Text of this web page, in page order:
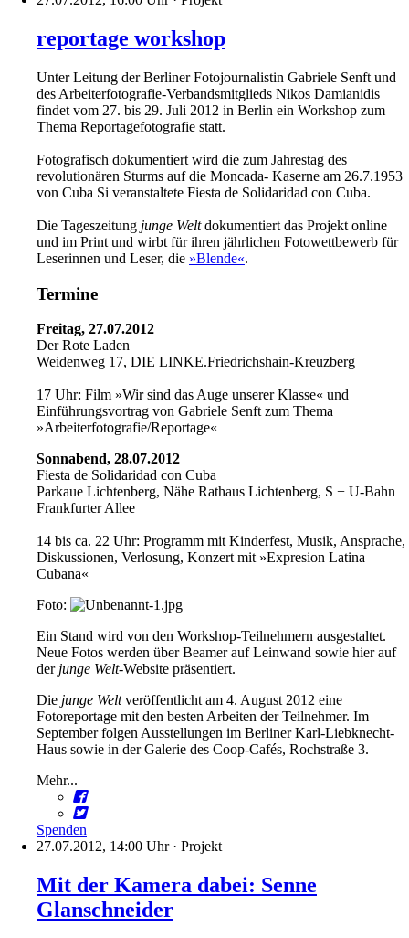
reportage workshop
Unter Leitung der Berliner Fotojournalistin Gabriele Senft und
des Arbeiterfotografie-Verbandsmitglieds Nikos Damianidis
findet vom 27. bis 29. Juli 2012 in Berlin ein Workshop zum
Thema Reportagefotografie statt.
Fotografisch dokumentiert wird die zum Jahrestag des
revolutionären Sturms auf die Moncada- Kaserne am 26.7.1953
von Cuba Si veranstaltete Fiesta de Solidaridad con Cuba.
Die Tageszeitung junge Weltdokumentiert das Projekt online
und im Print und wirbt für ihren jährlichen Fotowettbewerb für
Leserinnen und Leser, die »Blende«.
Termine
Freitag, 27.07.2012
Der Rote Laden
Weidenweg 17, DIE LINKE.Friedrichshain-Kreuzberg
17 Uhr: Film »Wir sind das Auge unserer Klasse« und
Einführungsvortrag von Gabriele Senft zum Thema
»Arbeiterfotografie/Reportage«
Sonnabend, 28.07.2012
Fiesta de Solidaridad con Cuba
Parkaue Lichtenberg, Nähe Rathaus Lichtenberg, S + U-Bahn
Frankfurter Allee
14 bis ca. 22 Uhr: Programm mit Kinderfest, Musik, Ansprache,
Diskussionen, Verlosung, Konzert mit »Expresion Latina
Cubana«
Foto:
Ein Stand wird von den Workshop-Teilnehmern ausgestaltet.
Neue Fotos werden über Beamer auf Leinwand sowie hier auf
der junge Welt-Website präsentiert.
Die junge Weltveröffentlicht am 4. August 2012 eine
Fotoreportage mit den besten Arbeiten der Teilnehmer. Im
September folgen Ausstellungen im Berliner Karl-Liebknecht-
Haus sowie in der Galerie des Coop-Cafés, Rochstraße 3.
Mehr...
Spenden
27.07.2012, 14:00 Uhr· Projekt
Mit der Kamera dabei: Senne
Glanschneider